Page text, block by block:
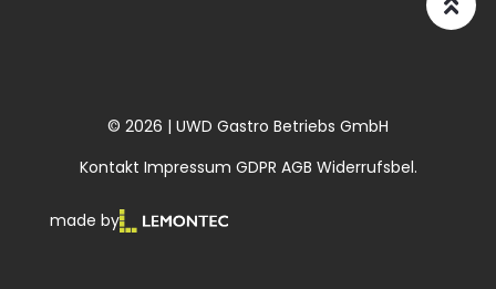
© 2026 | UWD Gastro Betriebs GmbH
Kontakt Impressum GDPR AGB Widerrufsbel.
made by